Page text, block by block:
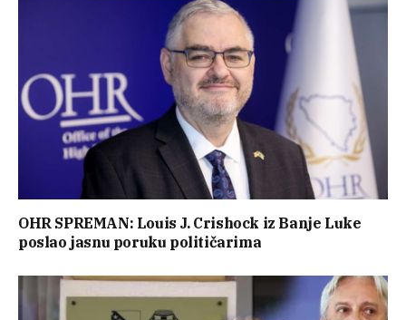
OHR SPREMAN: Louis J. Crishock iz Banje Luke
poslao jasnu poruku političarima